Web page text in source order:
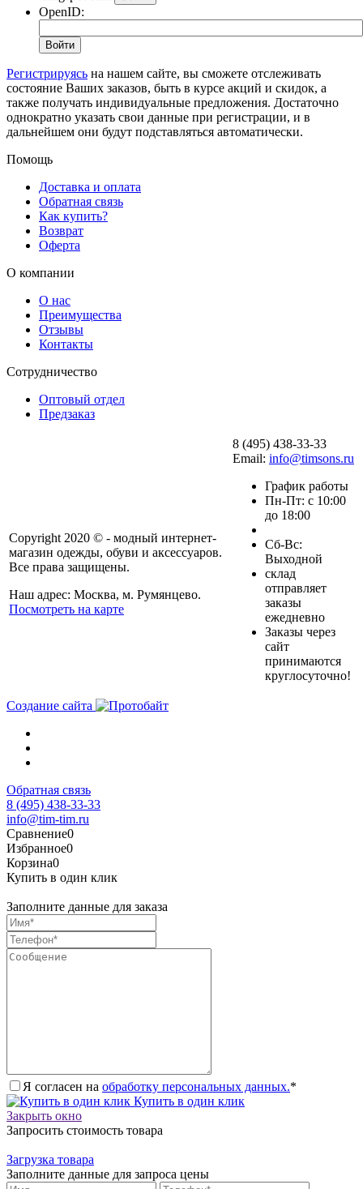
OpenID:
Регистрируясь на нашем сайте, вы сможете отслеживать
состояние Ваших заказов, быть в курсе акций и скидок, а
также получать индивидуальные предложения. Достаточно
однократно указать свои данные при регистрации, и в
дальнейшем они будут подставляться автоматически.
Помощь
Доставка и оплата
Обратная связь
Как купить?
Возврат
Оферта
О компании
О нас
Преимущества
Отзывы
Контакты
Сотрудничество
Оптовый отдел
Предзаказ
Copyright 2020 © - модный интернет-
магазин одежды, обуви и аксессуаров.
Все права защищены.
Наш адрес: Москва, м. Румянцево.
Посмотреть на карте
8 (495) 438-33-33
Email: info@timsons.ru
График работы
Пн-Пт: с 10:00
до 18:00
Cб-Вс:
Выходной
склад
отправляет
заказы
ежедневно
Заказы через
сайт
принимаются
круглосуточно!
Создание сайта
Обратная связь
8 (495) 438-33-33
info@tim-tim.ru
Сравнение0
Избранное0
Корзина0
Купить в один клик
Заполните данные для заказа
Я согласен на обработку персональных данных.*
Купить в один клик
Закрыть окно
Запросить стоимость товара
Загрузка товара
Заполните данные для запроса цены